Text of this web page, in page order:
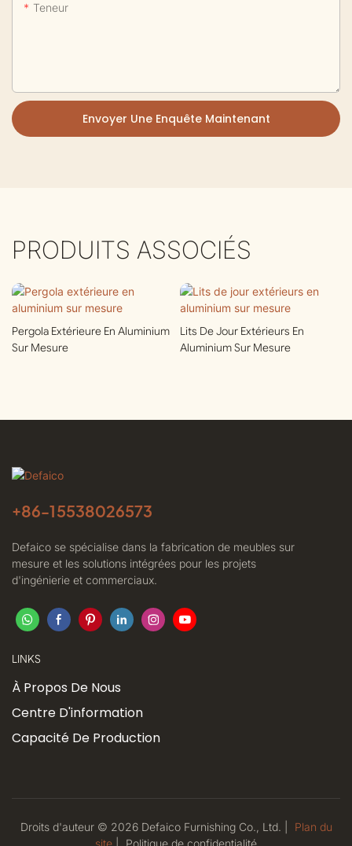
Teneur
Envoyer Une Enquête Maintenant
PRODUITS ASSOCIÉS
Pergola Extérieure En Aluminium
Sur Mesure
Lits De Jour Extérieurs En
Aluminium Sur Mesure
+86-15538026573
Defaico se spécialise dans la fabrication de meubles sur
mesure et les solutions intégrées pour les projets
d'ingénierie et commerciaux.
LINKS
À Propos De Nous
Centre D'information
Capacité De Production
Droits d'auteur © 2026 Defaico Furnishing Co., Ltd. |
Plan du